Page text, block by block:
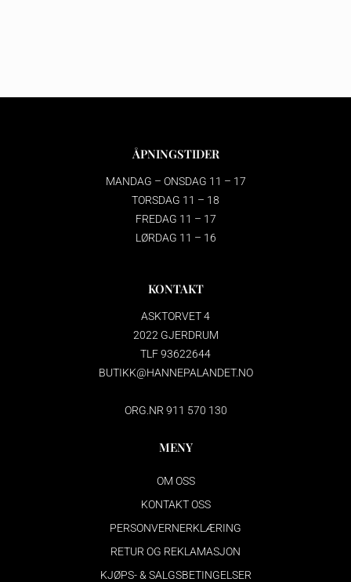
ÅPNINGSTIDER
MANDAG – ONSDAG 11 – 17
TORSDAG 11 – 18
FREDAG 11 – 17
LØRDAG 11 – 16
KONTAKT
ASKTORVET 4
2022 GJERDRUM
TLF 93622644
BUTIKK@HANNEPALANDET.NO
ORG.NR 911 570 130
MENY
OM OSS
KONTAKT OSS
PERSONVERNERKLÆRING
RETUR OG REKLAMASJON
KJØPS- & SALGSBETINGELSER